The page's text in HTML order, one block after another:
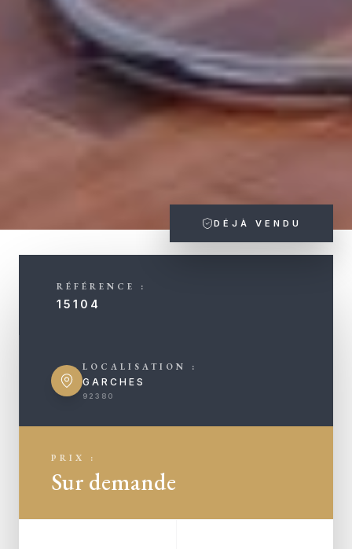
DÉJÀ VENDU
RÉFÉRENCE :
15104
LOCALISATION :
GARCHES
92380
PRIX :
Sur demande